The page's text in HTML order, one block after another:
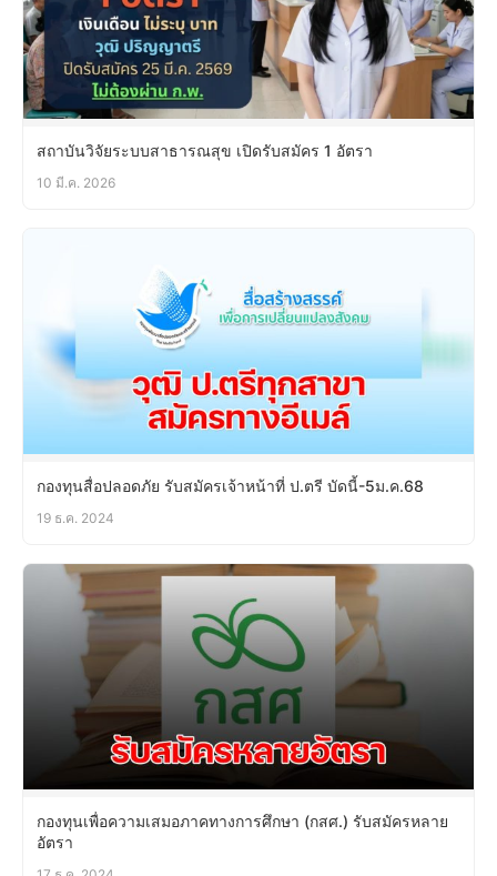
สถาบันวิจัยระบบสาธารณสุข เปิดรับสมัคร 1 อัตรา
10 มี.ค. 2026
กองทุนสื่อปลอดภัย รับสมัครเจ้าหน้าที่ ป.ตรี บัดนี้-5ม.ค.68
19 ธ.ค. 2024
กองทุนเพื่อความเสมอภาคทางการศึกษา (กสศ.) รับสมัครหลาย
อัตรา